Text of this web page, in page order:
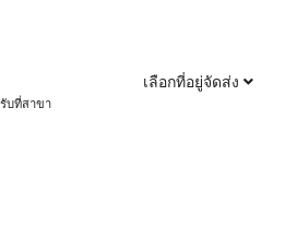
เลือกที่อยู่จัดส่ง
รับที่สาขา